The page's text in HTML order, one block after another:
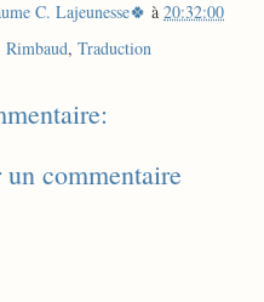
C. Lajeunesse🍀 à 20:32:00
Rimbaud, Traduction
commentaire